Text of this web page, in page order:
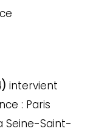
intervient
: Paris
Seine-Saint-